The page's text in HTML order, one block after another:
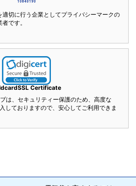
適切に行う企業としてプライバシーマークの
です。
Certificate
は、セキュリティー保護のため、高度な
しておりますので、安心してご利用できま